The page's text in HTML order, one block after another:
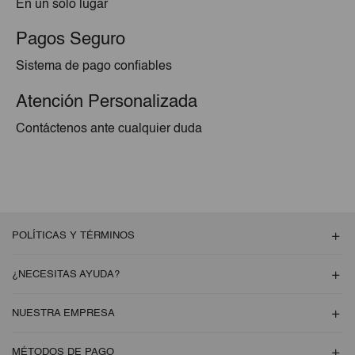
En un solo lugar
Pagos Seguro
Sistema de pago confiables
Atención Personalizada
Contáctenos ante cualquier duda
POLÍTICAS Y TÉRMINOS
¿NECESITAS AYUDA?
NUESTRA EMPRESA
MÉTODOS DE PAGO